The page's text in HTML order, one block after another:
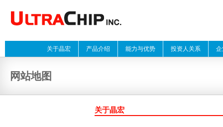
关于晶宏 产品介绍 能力与优势 投资人关系
网站地图
关于晶宏